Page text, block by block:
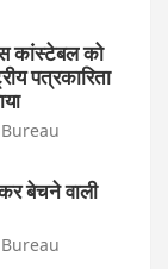
कांस्टेबल को
पत्रकारिता
बेचने वाली